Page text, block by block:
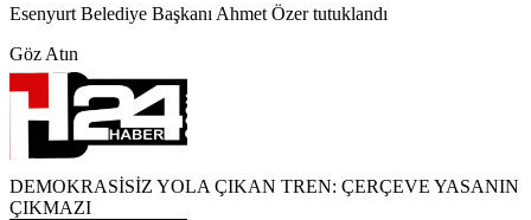
Esenyurt Belediye Başkanı Ahmet Özer tutuklandı
Göz Atın
DEMOKRASİSİZ YOLA ÇIKAN TREN: ÇERÇEVE YASANIN
ÇIKMAZI